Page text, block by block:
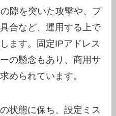
隙を突いた攻撃や、プ
合など、運用する上で
ます。固定IPアドレス
の懸念もあり、商用サ
められています。
状態に保ち、設定ミス